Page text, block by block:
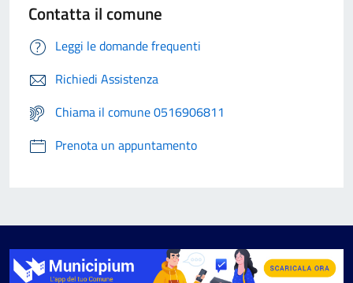
Contatta il comune
Leggi le domande frequenti
Richiedi Assistenza
Chiama il comune 0516906811
Prenota un appuntamento